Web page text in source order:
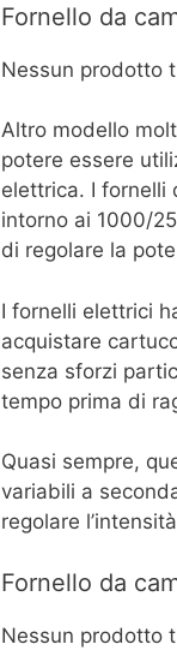
Fornello da
Nessun prodotto
Altro modello
potere essere
elettrica. I fornelli
intorno ai 1000/
di regolare la
I fornelli elettrici
acquistare
senza sforzi
tempo prima di
Quasi sempre,
variabili a
regolare
Fornello da
Nessun prodotto